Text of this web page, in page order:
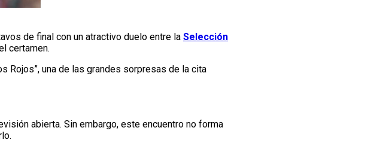
de final con un atractivo duelo entre la Selección
certamen.
Rojos”, una de las grandes sorpresas de la cita
abierta. Sin embargo, este encuentro no forma